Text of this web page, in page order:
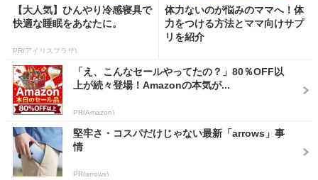
【大人気】ひんやり冷感寝具で
快適な睡眠をあなたに。
PR(アイリスプラザ)
体力ないのが悩みのママへ！体
力をつける方法とママ向けサプ
リを紹介
「え、こんなセールやってたの？」80％OFF以
上が続々登場！Amazonの本気が...
PR(Amazon)
堅牢さ・コスパだけじゃない最新「arrows」事
情
PR(arrows)